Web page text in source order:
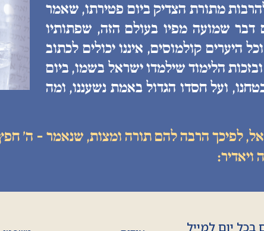
מתורת הצדיק ביום פטירתו, שאמר
דבר שמועה מפיו בעולם הזה, שפתותיו
היערים קולמוסים, איננו יכולים לכתוב
הלימוד שילמדו ישראל בשמו, ביום
ועל חסדו הגדול באמת נשעננו, ומה
לפיכך הרבה להם תורה ומצות, שנאמר - ה׳
ויאדיר:
יום למייל